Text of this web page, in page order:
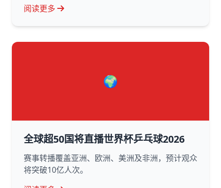
阅读更多
🌍
全球超50国将直播世界杯乒乓球2026
赛事转播覆盖亚洲、欧洲、美洲及非洲，预计观众
将突破10亿人次。